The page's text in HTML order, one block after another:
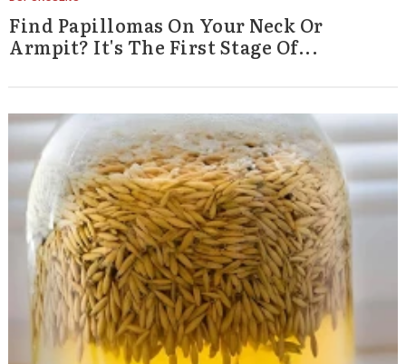
Find Papillomas On Your Neck Or
Armpit? It's The First Stage Of...